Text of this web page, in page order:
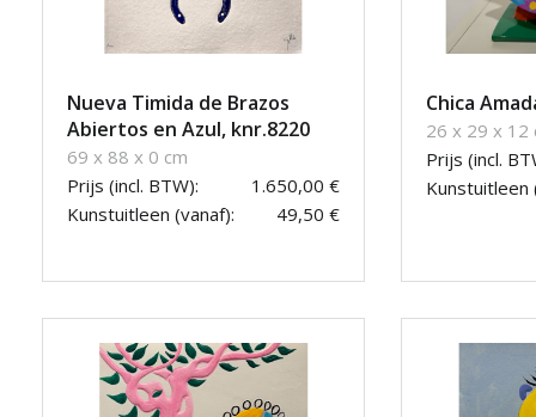
Nueva Timida de Brazos
Abiertos en Azul, knr.8220
69 x 88 x 0 cm
Prijs (incl. BTW):
1.650,00 €
Kunstuitleen (vanaf):
49,50 €
Chica
26 x 29 x 12
Prijs (incl.
Kunstuitleen